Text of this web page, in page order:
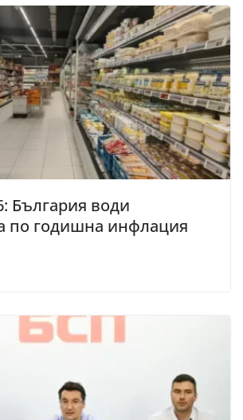
България води
по годишна инфлация